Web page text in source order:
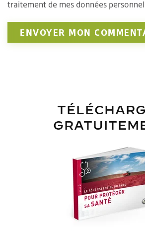
traitement de mes données